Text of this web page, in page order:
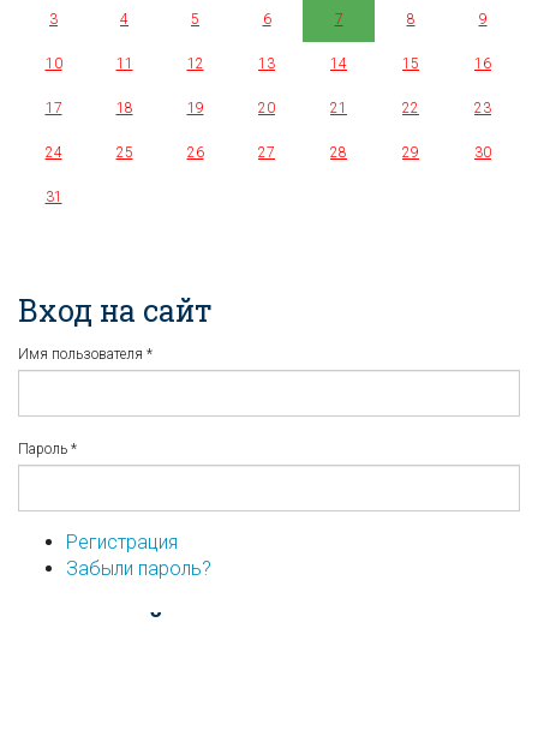
3 4 5 6 7 8 9
10 11 12 13 14 15 16
17 18 19 20 21 22 23
24 25 26 27 28 29 30
31
Вход на сайт
Имя пользователя *
Пароль *
Регистрация
Забыли пароль?
...или войдите используя